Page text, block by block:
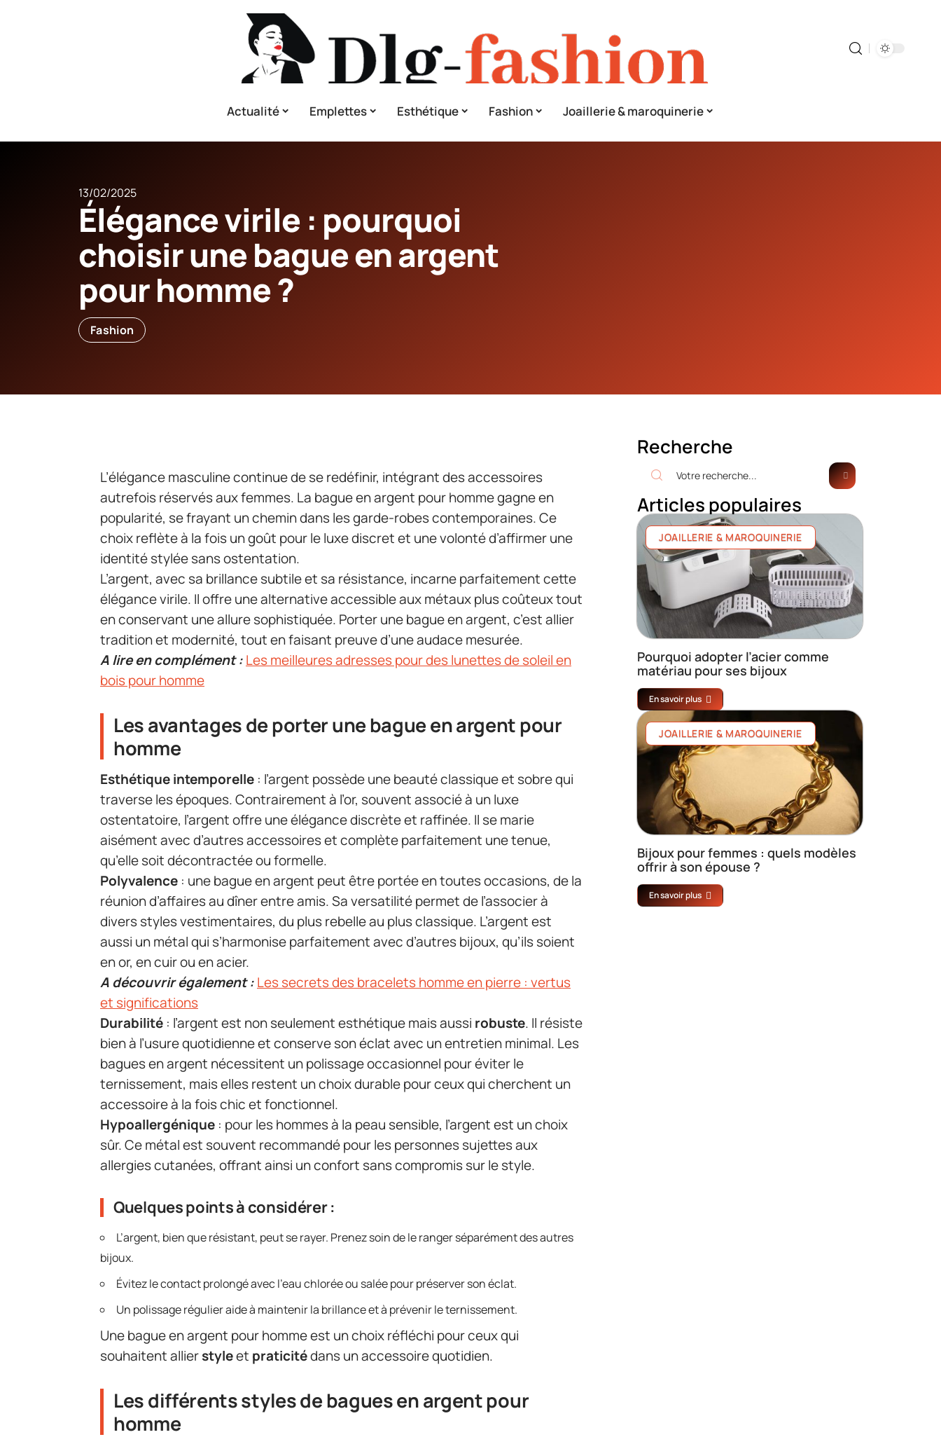
Actualité Emplettes Esthétique Fashion Joaillerie & maroquinerie
13/02/2025
Élégance virile : pourquoi
choisir une bague en argent
pour homme ?
Fashion
L’élégance masculine continue de se redéfinir, intégrant des accessoires
autrefois réservés aux femmes. La bague en argent pour homme gagne en
popularité, se frayant un chemin dans les garde-robes contemporaines. Ce
choix reflète à la fois un goût pour le luxe discret et une volonté d’affirmer une
identité stylée sans ostentation.
L’argent, avec sa brillance subtile et sa résistance, incarne parfaitement cette
élégance virile. Il offre une alternative accessible aux métaux plus coûteux tout
en conservant une allure sophistiquée. Porter une bague en argent, c’est allier
tradition et modernité, tout en faisant preuve d’une audace mesurée.
A lire en complément :Les meilleures adresses pour des lunettes de soleil en
bois pour homme
Les avantages de porter une bague en argent pour
homme
Esthétique intemporelle : l’argent possède une beauté classique et sobre qui
traverse les époques. Contrairement à l’or, souvent associé à un luxe
ostentatoire, l’argent offre une élégance discrète et raffinée. Il se marie
aisément avec d’autres accessoires et complète parfaitement une tenue,
qu’elle soit décontractée ou formelle.
Polyvalence : une bague en argent peut être portée en toutes occasions, de la
réunion d’affaires au dîner entre amis. Sa versatilité permet de l’associer à
divers styles vestimentaires, du plus rebelle au plus classique. L’argent est
aussi un métal qui s’harmonise parfaitement avec d’autres bijoux, qu’ils soient
en or, en cuir ou en acier.
A découvrir également :Les secrets des bracelets homme en pierre : vertus
et significations
Durabilité : l’argent est non seulement esthétique mais aussi robuste. Il résiste
bien à l’usure quotidienne et conserve son éclat avec un entretien minimal. Les
bagues en argent nécessitent un polissage occasionnel pour éviter le
ternissement, mais elles restent un choix durable pour ceux qui cherchent un
accessoire à la fois chic et fonctionnel.
Hypoallergénique : pour les hommes à la peau sensible, l’argent est un choix
sûr. Ce métal est souvent recommandé pour les personnes sujettes aux
allergies cutanées, offrant ainsi un confort sans compromis sur le style.
Quelques points à considérer :
L’argent, bien que résistant, peut se rayer. Prenez soin de le ranger séparément des autres
bijoux.
Évitez le contact prolongé avec l’eau chlorée ou salée pour préserver son éclat.
Un polissage régulier aide à maintenir la brillance et à prévenir le ternissement.
Une bague en argent pour homme est un choix réfléchi pour ceux qui
souhaitent allierstyleet praticitédans un accessoire quotidien.
Les différents styles de bagues en argent pour
homme
Recherche
Articles populaires
JOAILLERIE & MAROQUINERIE
Pourquoi adopter l’acier comme
matériau pour ses bijoux
En savoir plus
JOAILLERIE & MAROQUINERIE
Bijoux pour femmes : quels modèles
offrir à son épouse ?
En savoir plus